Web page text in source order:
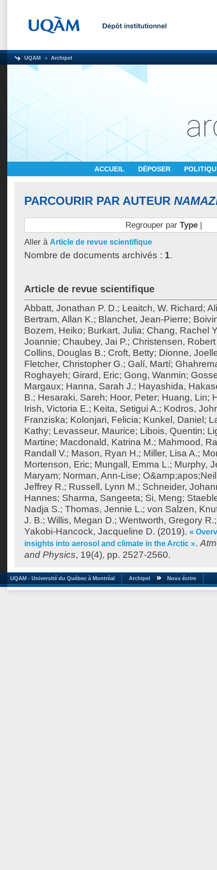
UQAM Archipel
ACCUEIL DÉPOSER
PARCOURIR PAR AUTEUR
Regrouper par Type|
Aller à Article de revue scientifique
Nombre de documents archivés : 1.
Article de revue scientifique
Abbatt, Jonathan P. D.; Leaitch, W. Richard;
Bertram, Allan K.; Blanchet, Jean-Pierre;
Bozem, Heiko; Burkart, Julia; Chang, Rachel
Joannie; Chaubey, Jai P.; Christensen,
Collins, Douglas B.; Croft, Betty; Dionne,
Fletcher, Christopher G.; Galí, Martí;
Roghayeh; Girard, Eric; Gong, Wanmin;
Margaux; Hanna, Sarah J.; Hayashida,
B.; Hesaraki, Sareh; Hoor, Peter; Huang, Lin;
Irish, Victoria E.; Keita, Setigui A.; Kodros,
Franziska; Kolonjari, Felicia; Kunkel, Daniel ;
Kathy; Levasseur, Maurice; Libois, Quentin;
Martine; Macdonald, Katrina M.; Mahmood,
Randall V.; Mason, Ryan H.; Miller, Lisa A.;
Mortenson, Eric; Mungall, Emma L.; Murphy,
Maryam; Norman, Ann-Lise;
Jeffrey R.; Russell, Lynn M.; Schneider,
Hannes; Sharma, Sangeeta; Si, Meng;
Nadja S.; Thomas, Jennie L.; von Salzen,
J. B.; Willis, Megan D.; Wentworth, Gregory R.
Yakobi-Hancock, Jacqueline D. (2019). «
insights into aerosol and climate in the Arctic ».
and Physics, 19(4), pp. 2527-2560.
UQAM - Université du Québec à Montréal Archipel Nous écrire